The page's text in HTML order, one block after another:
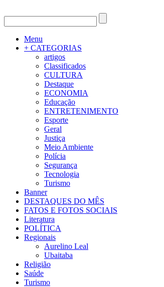
Menu
+ CATEGORIAS
artigos
Classificados
CULTURA
Destaque
ECONOMIA
Educação
ENTRETENIMENTO
Esporte
Geral
Justiça
Meio Ambiente
Polícia
Segurança
Tecnologia
Turismo
Banner
DESTAQUES DO MÊS
FATOS E FOTOS SOCIAIS
Literatura
POLÍTICA
Regionais
Aurelino Leal
Ubaitaba
Religião
Saúde
Turismo